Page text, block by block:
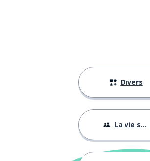
Divers
La vie sociale